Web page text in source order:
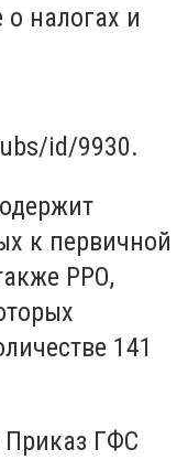
о налогах и
id/9930.
к первичной
РРО,
141
ГФС